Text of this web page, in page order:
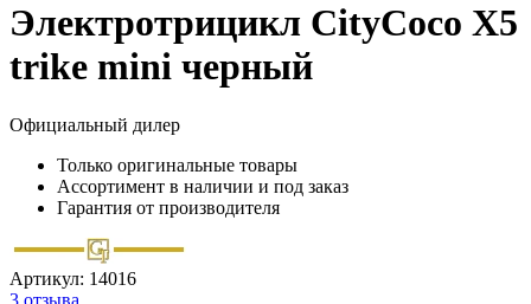
Электротрицикл CityCoco X5
trike mini черный
Официальный дилер
Только оригинальные товары
Ассортимент в наличии и под заказ
Гарантия от производителя
Артикул: 14016
3 отзыва